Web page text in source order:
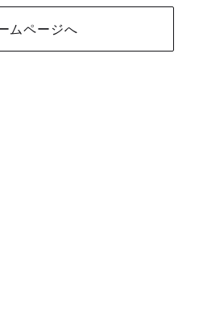
ムページへ